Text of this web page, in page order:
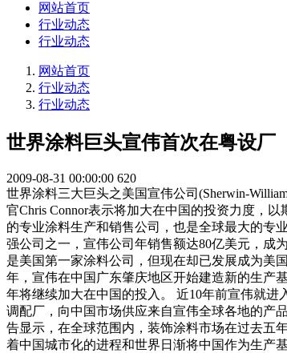
网站首页
行业动态
行业动态
网站首页
行业动态
行业动态
世界涂料巨头宣伟首次在粤设厂
2009-08-31 00:00:00 620
世界涂料三大巨头之美国宣伟公司(Sherwin-
官Chris Connor表示将加大在中国的投资力度，
的专业涂料生产和销售公司，也是全球最大的专
强公司之一，宣伟公司年销售额达80亿美元，成
是美国第一家涂料公司，但现在却已发展成为美
年，宣伟在中国广东肇庆地区开始建造新的生产
年将继续加大在中国的投入。 近10年前宣伟就
调配厂，向中国市场供应来自宣伟全球各地的产
告显示，在全球范围内，装饰涂料市场在过去五
着中国城市化的进程和世界日渐将中国作为生产